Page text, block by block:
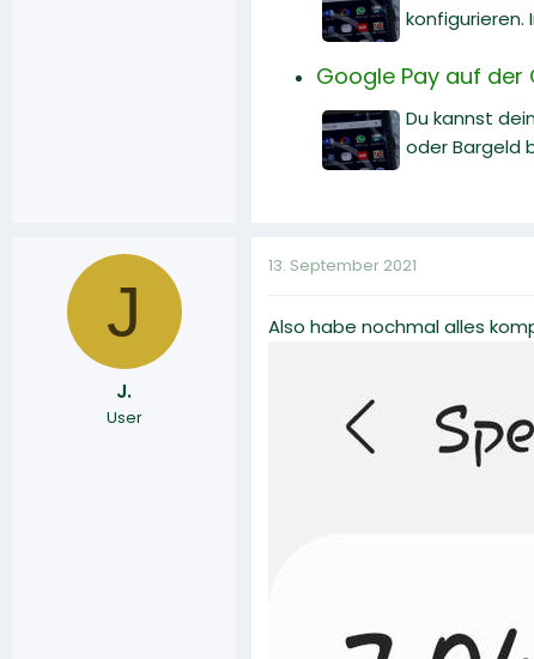
konfigurieren.
Google Pay auf der
Du kannst
oder Bargeld
J
J.
User
13. September 2021
Also habe nochmal alles